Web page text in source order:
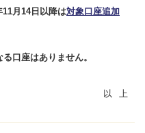
月14日以降は対象口座追加
口座はありません。